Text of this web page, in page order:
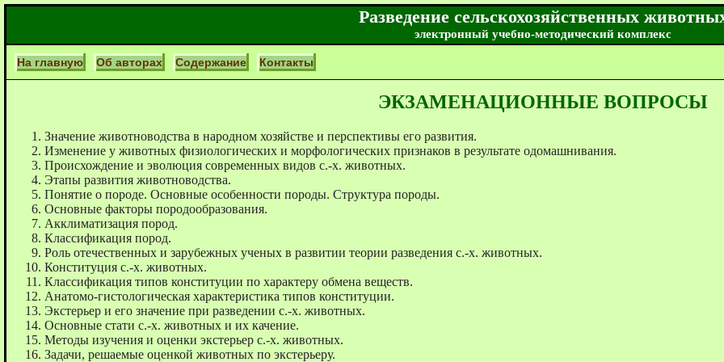
Разведение сельскохозяйственных
электронный учебно-методический комплекс
На главную Об авторах Содержание Контакты
ЭКЗАМЕНАЦИОННЫЕ ВОПРОСЫ
Значение животноводства в народном хозяйстве и перспективы его развития.
Изменение у животных физиологических и морфологических признаков в результате одомашнивания.
Происхождение и эволюция современных видов с.-х. животных.
Этапы развития животноводства.
Понятие о породе. Основные особенности породы. Структура породы.
Основные факторы породообразования.
Акклиматизация пород.
Классификация пород.
Роль отечественных и зарубежных ученых в развитии теории разведения с.-х. животных.
Конституция с.-х. животных.
Классификация типов конституции по характеру обмена веществ.
Анатомо-гистологическая характеристика типов конституции.
Экстерьер и его значение при разведении с.-х. животных.
Основные стати с.-х. животных и их качение.
Методы изучения и оценки экстерьер с.-х. животных.
Задачи, решаемые оценкой животных по экстерьеру.